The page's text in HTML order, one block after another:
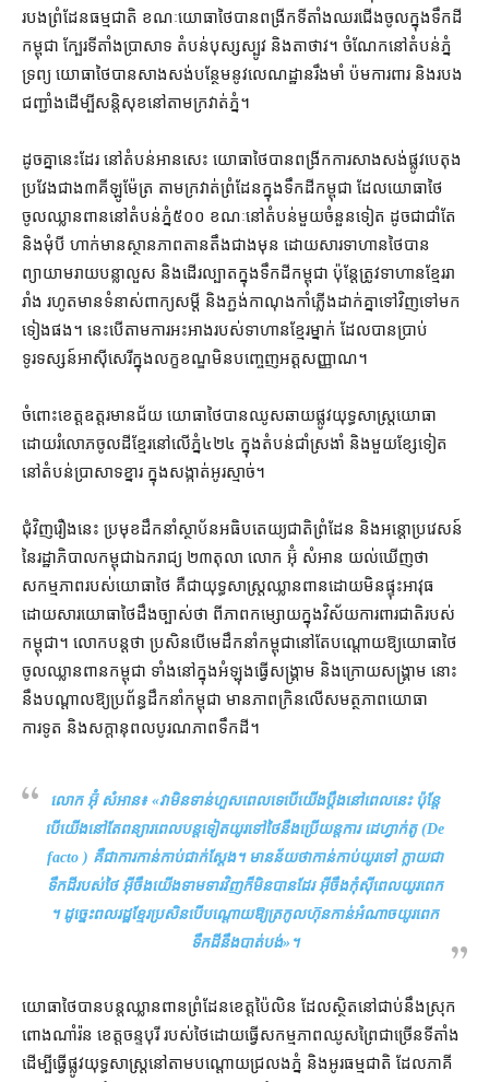
របង​ព្រំដែន​ធម្មជាតិ ខណៈ​យោធា​ថៃ​បាន​ពង្រីក​ទីតាំង​ឈរជើង​ចូលក្នុង​ទឹកដី​
កម្ពុជា ក្បែរ​ទីតាំង​ប្រាសាទ តំបន់​បុស្ស​ស្បូវ និង​តាថាវ។ ចំណែក​នៅ​តំបន់​ភ្នំ​
ទ្រព្យ យោធា​ថៃ​បាន​សាងសង់​បន្ថែម​នូវ​លេណដ្ឋាន​រឹងមាំ ប៉ម​ការពារ និង​របង​
ជញ្ជាំង​ដើម្បី​សន្តិសុខ​នៅ​តាម​ក្រវាត់​ភ្នំ។
ដូចគ្នា​នេះដែរ នៅ​តំបន់​អានសេះ យោធា​ថៃ​បាន​ពង្រីក​ការសាងសង់​ផ្លូវ​បេតុង​
ប្រវែង​ជាង​៣​គីឡូម៉ែត្រ តាម​ក្រវាត់​ព្រំដែន​ក្នុង​ទឹកដី​កម្ពុជា ដែល​យោធា​ថៃ​
ចូល​ឈ្លានពាន​នៅ​តំបន់ភ្នំ​៥០០ ខណៈ​នៅ​តំបន់​មួយចំនួន​ទៀត ដូចជា​ជាំ​តែ
និង​មុំ​បី ហាក់​មាន​ស្ថានភាព​តានតឹង​ជាង​មុន ដោយសារ​ទាហាន​ថៃ​បាន​
ព្យាយាម​រាយ​បន្លា​លួស និង​ដើរ​ល្បាត​ក្នុង​ទឹកដី​កម្ពុជា ប៉ុន្តែ​ត្រូវ​ទាហាន​ខ្មែរ​រា
រាំង រហូត​មាន​ទំនាស់​ពាក្យសម្ដី និង​ភ្ជង់​កាណុង​កាំភ្លើង​ដាក់គ្នា​ទៅវិញទៅមក​
ទៀង​ផង​។ នេះ​បើ​តាម​ការ​អះអាង​របស់​ទាហាន​ខ្មែរ​ម្នាក់ ដែល​បាន​ប្រាប់​
ទូរទស្សន៍​អាស៊ីសេរី​ក្នុង​លក្ខខណ្ឌ​មិន​បញ្ចេញ​អត្តសញ្ញាណ។
ចំពោះ​ខេត្ត​ឧត្តរមានជ័យ យោធា​ថៃ​បាន​ឈូស​ឆាយ​ផ្លូវ​យុទ្ធសាស្ត្រ​យោធា
ដោយ​រំលោភ​ចូល​ដី​ខ្មែរ​នៅ​លើ​ភ្នំ​៤២៤ ក្នុង​តំបន់​ជាំ​ស្រងាំ និង​មួយ​ខ្សែ​ទៀត
នៅ​តំបន់​ប្រាសាទ​ខ្នារ ក្នុង​សង្កាត់​អូរស្មាច់។
ជុំវិញ​រឿង​នេះ ប្រមុខ​ដឹកនាំ​ស្ថាប័ន​អធិបតេយ្យ​ជាតិ​ព្រំដែន និង​អន្តោប្រវេសន៍
នៃ​រដ្ឋាភិបាល​កម្ពុជា​ឯករាជ្យ ២៣​តុលា លោក អ៊ុំ សំអាន យល់ឃើញ​ថា
សកម្មភាព​របស់​យោធា​ថៃ គឺជា​យុទ្ធសាស្ត្រ​ឈ្លានពាន​ដោយ​មិន​ផ្ទុះអាវុធ
ដោយសារ​យោធា​ថៃ​ដឹង​ច្បាស់​ថា ពី​ភាព​កម្សោយ​ក្នុង​វិស័យ​ការពារ​ជាតិ​របស់​
កម្ពុជា។ លោក​បន្ត​ថា ប្រសិនបើ​មេដឹកនាំ​កម្ពុជា​នៅតែ​បណ្ដោយ​ឱ្យ​យោធា​ថៃ​
ចូល​ឈ្លានពាន​កម្ពុជា ទាំង​នៅក្នុង​អំឡុង​ធ្វើសង្គ្រាម និង​ក្រោយ​សង្គ្រាម នោះ​
នឹង​បណ្ដាល​ឱ្យ​ប្រព័ន្ធ​ដឹកនាំ​កម្ពុជា មាន​ភាព​ក្រិន​លើ​សមត្ថភាព​យោធា
ការទូត និង​សក្ដានុពល​បូរណភាព​ទឹកដី។
លោក អ៊ុំ សំអាន៖ «​វា​មិនទាន់​ហួសពេល​ទេ​បើ​យើង​ប្ដឹង​នៅពេល​នេះ ប៉ុន្តែ​
បើ​យើង​នៅតែ​ពន្យារពេល​បន្ត​ទៀត​យូរ​ទៅ​ថៃ​នឹង​ប្រើ​យន្តការ ដេហ្វាក់តូ (De
facto ) គឺជា​ការ​កាន់កាប់​ជាក់ស្ដែង​។ មាន​ន័យថា​កាន់កាប់​យូរ​ទៅ ក្លាយជា​
ទឹកដី​របស់​ថៃ អ៊ីចឹង​យើង​ទាមទារ​វិញ​ក៏​មិនបាន​ដែរ អ៊ីចឹង​កុំ​ស៊ីពេល​យូរ​ពេក​
។ ដូច្នេះ​ពលរដ្ឋ​ខ្មែរ​ប្រសិនបើ​បណ្ដោយ​ឱ្យ​ត្រកូល​ហ៊ុន​កាន់អំណាច​យូរ​ពេក
ទឹកដី​នឹង​បាត់បង់»។
យោធា​ថៃ​បាន​បន្ត​ឈ្លានពាន​ព្រំដែន​ខេត្ត​ប៉ៃលិន ដែល​ស្ថិត​នៅ​ជាប់​នឹង​ស្រុក​
ពោង​ណាំរ៉ន ខេត្ត​ចន្ទបុរី របស់​ថៃ​ដោយ​ធ្វើ​សកម្មភាព​ឈូស​ព្រៃ​ជាច្រើន​ទីតាំង
ដើម្បី​ធ្វើ​ផ្លូវ​យុទ្ធសាស្ត្រ​នៅ​តាម​បណ្ដោយ​ជ្រលង​ភ្នំ និង​អូរ​ធម្មជាតិ ដែល​ភាគី​